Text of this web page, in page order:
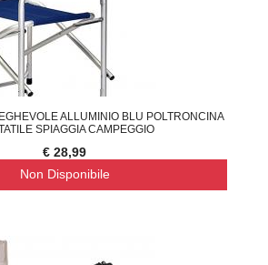
ALLUMINIO BLU POLTRONCINA
SPIAGGIA CAMPEGGIO
€ 28,99
Non Disponibile